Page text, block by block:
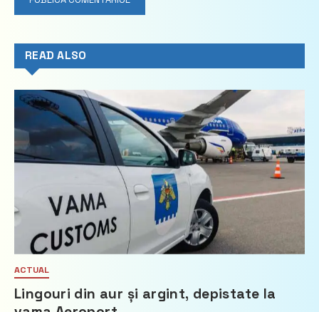
READ ALSO
ACTUAL
Lingouri din aur și argint, depistate la